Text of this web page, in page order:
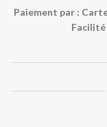
Paiement par :
Facilité